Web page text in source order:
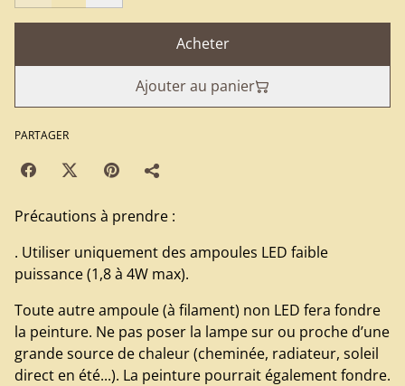
Acheter
Ajouter au panier
PARTAGER
Précautions à prendre :
. Utiliser uniquement des ampoules LED faible
puissance (1,8 à 4W max).
Toute autre ampoule (à filament) non LED fera fondre
la peinture. Ne pas poser la lampe sur ou proche d’une
grande source de chaleur (cheminée, radiateur, soleil
direct en été...). La peinture pourrait également fondre.